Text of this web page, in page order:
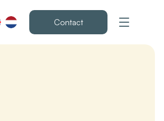
Contact